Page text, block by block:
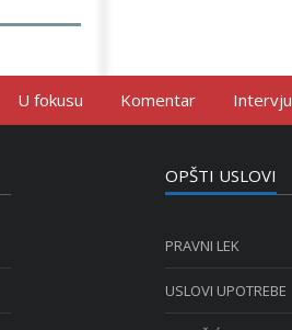
U fokusu Komentar Intervju
OPŠTI USLOVI
PRAVNI LEK
USLOVI UPOTREBE